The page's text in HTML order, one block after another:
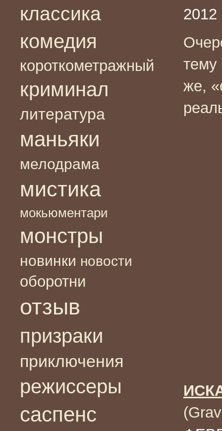
классика
комедия
короткометражный
криминал
литература
маньяки
мелодрама
мистика
мокьюментари
монстры
новинки новости
оборотни
отзыв
призраки
приключения
режиссеры
саспенс
2012
тему
же,